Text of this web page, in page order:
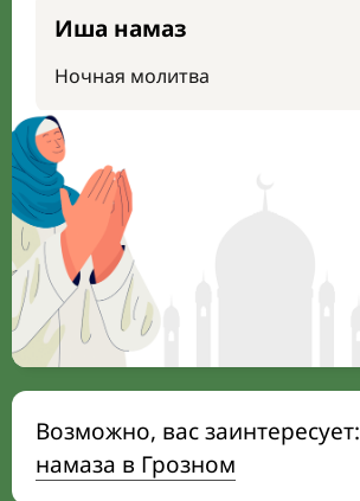
Иша намаз
Ночная молитва
Возможно, вас заинтересует:
намаза в Грозном